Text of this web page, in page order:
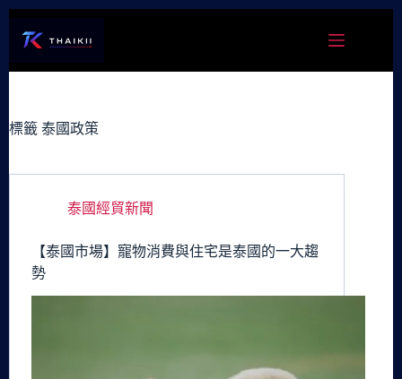
容
標籤 泰國政策
泰國經貿新聞
【泰國市場】寵物消費與住宅是泰國的一大趨
勢